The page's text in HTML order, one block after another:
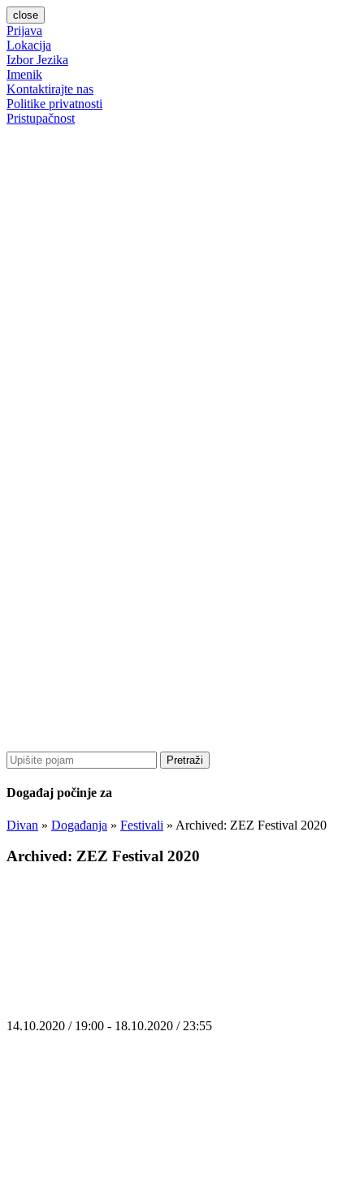
close
Prijava
Lokacija
Izbor Jezika
Imenik
Kontaktirajte nas
Politike privatnosti
Pristupačnost
Pretraži
Događaj počinje za
Divan » Događanja » Festivali » Archived: ZEZ Festival 2020
Archived: ZEZ Festival 2020
14.10.2020 / 19:00 - 18.10.2020 / 23:55